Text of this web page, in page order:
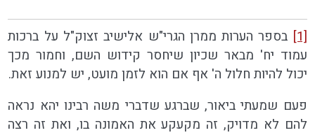
[1] בספר הערות ממרן הגרי"ש אלישיב זצוק"ל על ברכות
עמוד יח' מבאר שכיון שיחסר קידוש השם, וחמור מכך
יכול להיות חלול ה' אף אם הוא לזמן מועט, יש למנוע זאת.
פעם שמעתי ביאור, שברגע שדברי משה רבינו יהא נראה
להם לא מדויק, זה מקעקע את האמונה בו, ואת זה רצה